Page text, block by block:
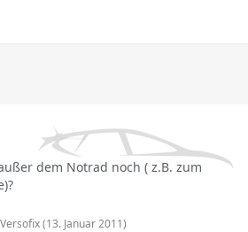
dem Notrad noch ( z.B. zum
(13. Januar 2011)